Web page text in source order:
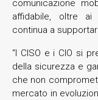
comunicazione
affidabile, oltre ai
continua a
“I CISO e i CIO si
della sicurezza e
che non
mercato in